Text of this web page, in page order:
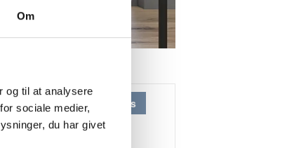
Om
og til at analysere
sociale medier,
du har givet
Fast lav pris